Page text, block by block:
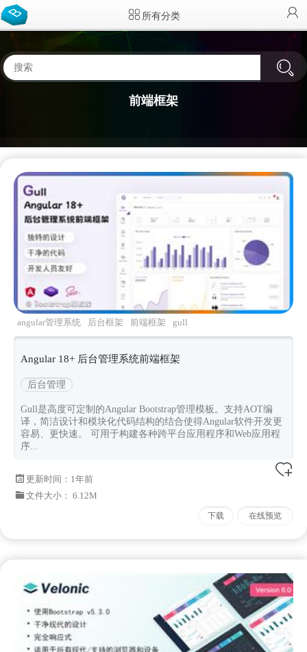
所有分类
前端框架
angular管理系统 后台框架 前端框架 gull
Angular 18+ 后台管理系统前端框架
后台管理
Gull是高度可定制的Angular Bootstrap管理模板。支持AOT编
译，简洁设计和模块化代码结构的结合使得Angular软件开发更
容易、更快速。 可用于构建各种跨平台应用程序和Web应用程
序...
更新时间： 1年前
文件大小： 6.12M
下载 在线预览